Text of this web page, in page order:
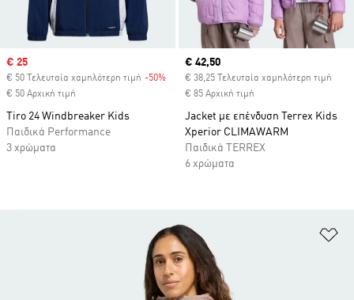
Sale price
€ 25
€ 50 Τελευταία χαμηλότερη τιμή -50% Discount
€ 50 Αρχική τιμή
Tiro 24 Windbreaker Kids
Παιδικά Performance
3 χρώματα
Current price
€ 42,50
€ 38,25 Τελευταία χαμηλότερη τιμή
€ 85 Αρχική τιμή
Jacket με επένδυση Terrex Kids
Xperior CLIMAWARM
Παιδικά TERREX
6 χρώματα